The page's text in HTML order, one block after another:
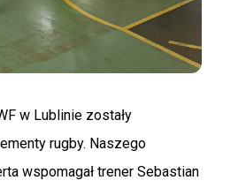
w Lublinie zostały
rugby. Naszego
wspomagał trener Sebastian